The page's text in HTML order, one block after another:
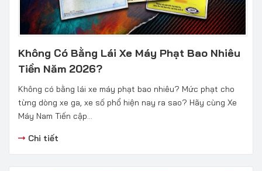
Không Có Bằng Lái Xe Máy Phạt Bao Nhiêu
Tiền Năm 2026?
Không có bằng lái xe máy phạt bao nhiêu? Mức phạt cho
từng dòng xe ga, xe số phổ hiện nay ra sao? Hãy cùng Xe
Máy Nam Tiến cập...
Chi tiết